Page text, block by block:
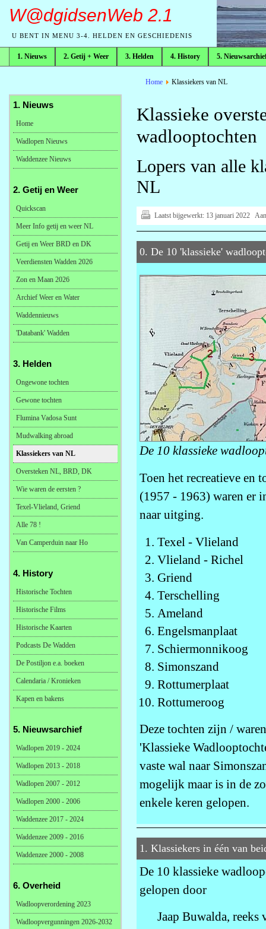
W@dgidsenWeb 2.1
U BENT IN MENU 3-4. HELDEN EN GESCHIEDENIS
1. Nieuws 2. Getij + Weer 3. Helden 4. History 5.
broodkruimelpad
Home Klassiekers van NL
Klassieke
wadlooptochten
Lopers van alle
NL
Laatst bijgewerkt: 13 januari 2022
0. De 10 'klassieke'
De 10 klassieke
Toen het recreatieve en
(1957 - 1963) waren er
naar uitging.
Texel - Vlieland
Vlieland - Richel
Griend
Terschelling
Ameland
Engelsmanplaat
Schiermonnikoog
Simonszand
Rottumerplaat
Rottumeroog
Deze tochten zijn /
'Klassieke
vaste wal naar
mogelijk maar is in de
enkele keren gelopen.
1. Klassiekers in één van
De 10 klassieke
gelopen door
Jaap Buwalda,
1. Nieuws
Home
Wadlopen Nieuws
Waddenzee Nieuws
2. Getij en Weer
Quickscan
Meer Info getij en weer NL
Getij en Weer BRD en DK
Veerdiensten Wadden 2026
Zon en Maan 2026
Archief Weer en Water
Waddennieuws
'Databank' Wadden
3. Helden
Ongewone tochten
Gewone tochten
Flumina Vadosa Sunt
Mudwalking abroad
Klassiekers van NL
Oversteken NL, BRD, DK
Wie waren de eersten ?
Texel-Vlieland, Griend
Alle 78 !
Van Camperduin naar Ho
4. History
Historische Tochten
Historische Films
Historische Kaarten
Podcasts De Wadden
De Postiljon e.a. boeken
Calendaria / Kronieken
Kapen en bakens
5. Nieuwsarchief
Wadlopen 2019 - 2024
Wadlopen 2013 - 2018
Wadlopen 2007 - 2012
Wadlopen 2000 - 2006
Waddenzee 2017 - 2024
Waddenzee 2009 - 2016
Waddenzee 2000 - 2008
6. Overheid
Wadloopverordening 2023
Wadloopvergunningen 2026-2032